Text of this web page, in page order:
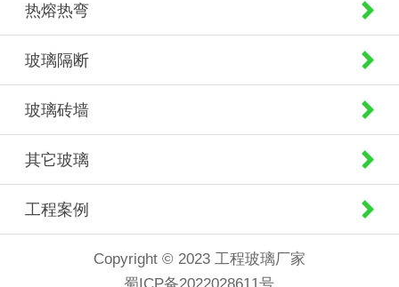
热熔热弯
玻璃隔断
玻璃砖墙
其它玻璃
工程案例
Copyright © 2023 工程玻璃厂家
蜀ICP备2022028611号